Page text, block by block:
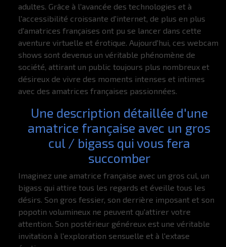
adultes. Grâce à l'avancée des technologies et à
l'accessibilité croissante d'internet, de plus en plus
d'amatrices françaises ont pu se lancer dans cette
aventure virtuelle et érotique. Aujourd'hui, ces webcam
shows sont devenus un véritable phénomène de
société, attirant un public toujours plus nombreux et
désireux de vivre des moments intenses et intimes
avec des amatrices françaises passionnées.
Une description détaillée d'une
amatrice française avec un gros
cul / bigass qui vous fera
succomber
Imaginez une amatrice française avec un gros cul, un
bigass qui attire tous les regards et éveille tous les
désirs. Son gros fessier, son derrière imposant et son
popotin volumineux ne peuvent qu'attirer votre
attention. Son postérieur généreux est une véritable
invitation à l'exploration sensuelle et à l'extase